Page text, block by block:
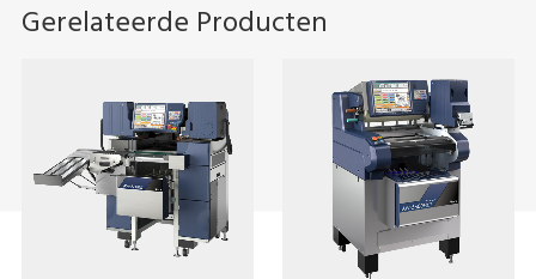
Gerelateerde Producten